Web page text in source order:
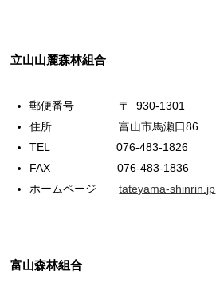
立山山麓森林組合
郵便番号 〒 930-1301
住所 富山市馬瀬口86
TEL 076-483-1826
FAX 076-483-1836
ホームページtateyama-shinrin.jp
富山森林組合